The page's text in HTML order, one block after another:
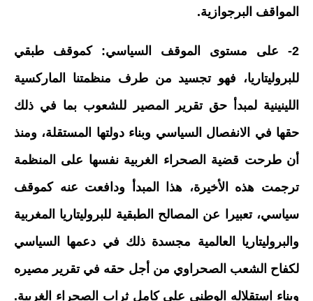
المواقف البرجوازية.
2- على مستوى الموقف السياسي: كموقف طبقي
للبروليتاريا، فهو تجسيد من طرف منظمتنا الماركسية
اللينينية لمبدأ حق تقرير المصير للشعوب بما في ذلك
حقها في الانفصال السياسي وبناء دولتها المستقلة، ومنذ
أن طرحت قضية الصحراء الغربية نفسها على المنظمة
ترجمت هذه الأخيرة، هذا المبدأ ودافعت عنه كموقف
سياسي، تعبيرا عن المصالح الطبقية للبروليتاريا المغربية
والبروليتاريا العالمية مجسدة ذلك في دعمها السياسي
لكفاح الشعب الصحراوي من أجل حقه في تقرير مصيره
وبناء استقلاله الوطني على كامل ثراب الصحراء الغربية.